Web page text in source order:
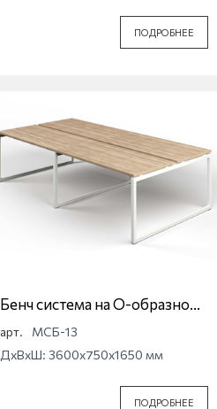
ПОДРОБНЕЕ
Бенч система на О-образной
опоре Магна МСБ-13
арт.
МСБ-13
ДхВхШ: 3600x750x1650 мм
ПОДРОБНЕЕ